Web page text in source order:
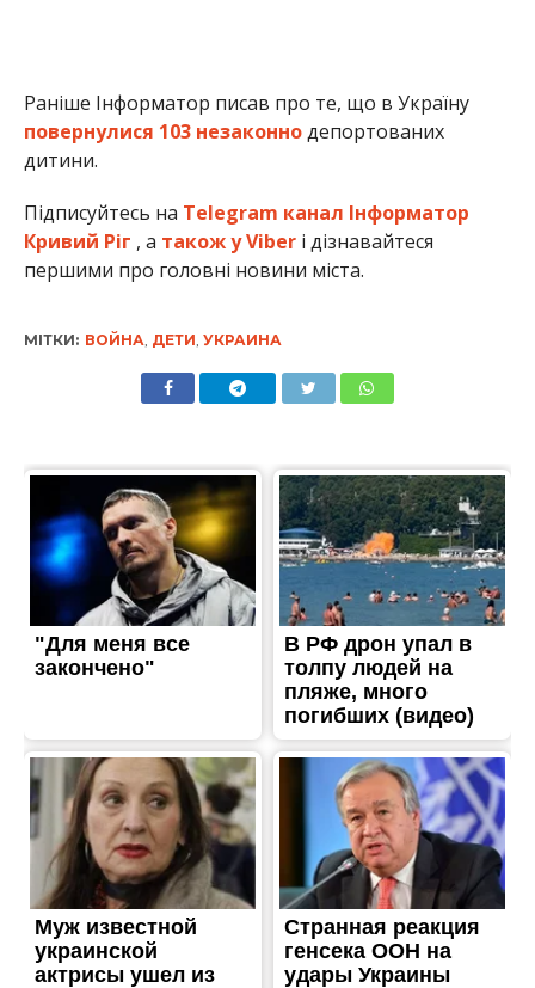
Раніше Інформатор писав про те, що в Україну
повернулися 103 незаконнодепортованих
дитини.
Підписуйтесь на Telegram канал Інформатор
Кривий Ріг , а також у Viberі дізнавайтеся
першими про головні новини міста.
МІТКИ: ВОЙНА, ДЕТИ, УКРАИНА